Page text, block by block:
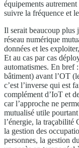
équipements
suivre la fréquence et
Il serait beaucoup plus
réseau numérique
données et les
Et au cas par cas
automatismes. En bref
bâtiment) avant l’OT
c’est l’inverse qui est
complément d’IoT et
car l’approche ne
mutualisé utile
l’énergie, la traçabilité
la gestion des
personnes, la gestion